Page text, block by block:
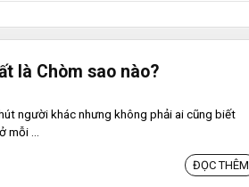
là Chòm sao nào?
người khác nhưng không phải ai cũng biết
...
ĐỌC THÊM